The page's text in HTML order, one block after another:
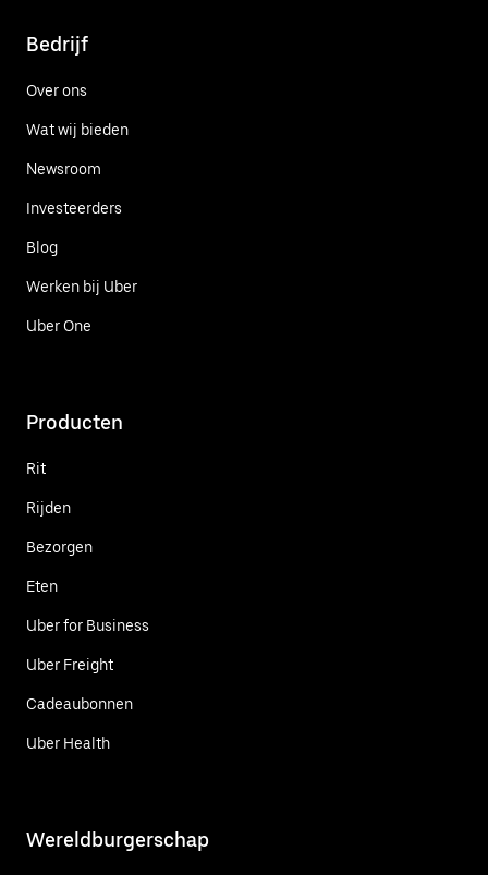
Bedrijf
Over ons
Wat wij bieden
Newsroom
Investeerders
Blog
Werken bij Uber
Uber One
Producten
Rit
Rijden
Bezorgen
Eten
Uber for Business
Uber Freight
Cadeaubonnen
Uber Health
Wereldburgerschap